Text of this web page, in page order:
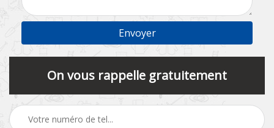
On vous rappelle gratuitement